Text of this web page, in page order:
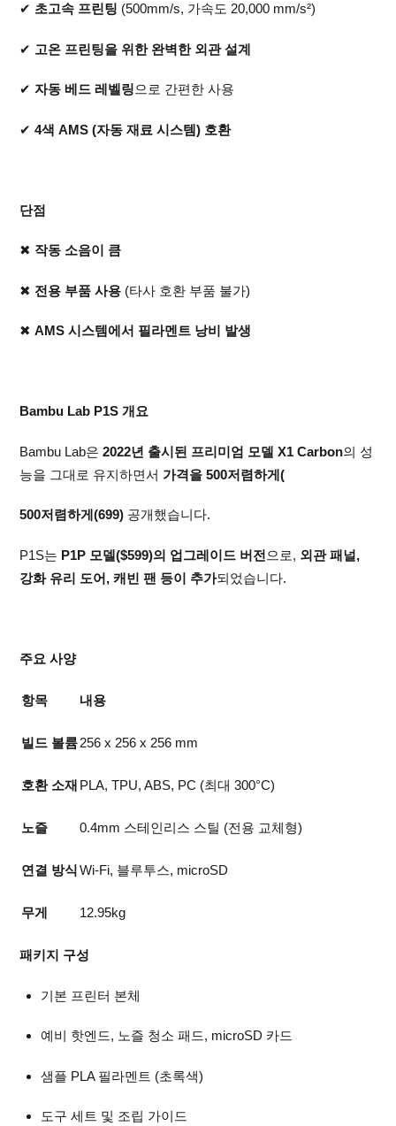
✔ 초고속 프린팅 (500mm/s, 가속도 20,000 mm/s²)
✔ 고온 프린팅을 위한 완벽한 외관 설계
✔자동 베드 레벨링으로 간편한 사용
✔4색 AMS (자동 재료 시스템) 호환
단점
✖ 작동 소음이 큼
✖ 전용 부품 사용 (타사 호환 부품 불가)
✖AMS 시스템에서 필라멘트 낭비 발생
Bambu Lab P1S 개요
Bambu Lab은2022년 출시된 프리미엄 모델 X1 Carbon의 성
능을 그대로 유지하면서 가격을 500저렴하게(
500저렴하게(699) 공개했습니다.
P1S는 P1P 모델($599)의 업그레이드 버전 으로, 외관 패널,
강화 유리 도어, 캐빈 팬 등이 추가되었습니다.
주요 사양
항목 내용
빌드 볼륨256 x 256 x 256 mm
호환 소재 PLA, TPU, ABS, PC (최대 300°C)
노즐 0.4mm 스테인리스 스틸 (전용 교체형)
연결 방식 Wi-Fi, 블루투스, microSD
무게 12.95kg
패키지 구성
기본 프린터 본체
예비 핫엔드, 노즐 청소 패드, microSD 카드
샘플 PLA 필라멘트 (초록색)
도구 세트 및 조립 가이드